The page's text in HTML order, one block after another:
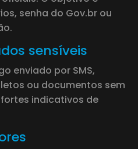
senha do Gov.br ou
sensíveis
enviado por SMS,
ou documentos sem
indicativos de